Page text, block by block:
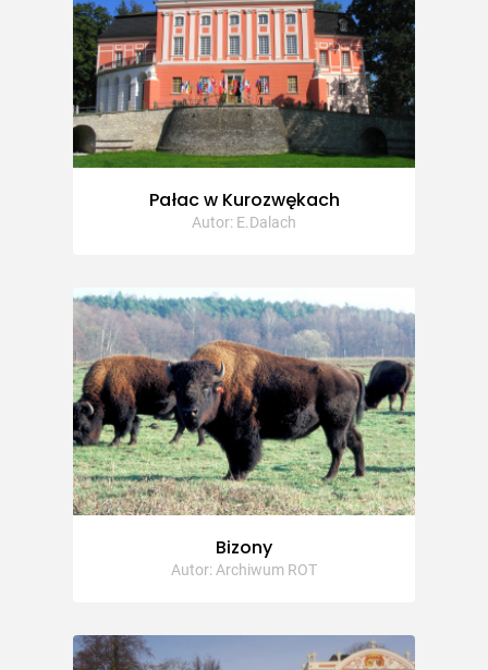
Pałac w Kurozwękach
Autor: E.Dalach
Bizony
Autor: Archiwum ROT